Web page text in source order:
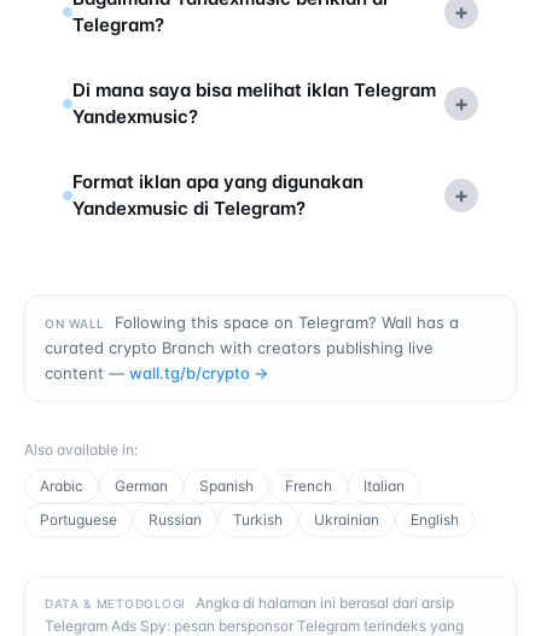
Telegram?
+
Di mana saya bisa melihat iklan Telegram
Yandexmusic?
+
Format iklan apa yang digunakan
Yandexmusic di Telegram?
+
ON WALL
Following this space on Telegram? Wall has a
curated crypto Branch with creators publishing live
content — wall.tg/b/crypto →
Also available in:
Arabic
German Spanish French
Italian
Portuguese
Russian Turkish Ukrainian English
DATA & METODOLOGI
Angka di halaman ini berasal dari arsip
Telegram Ads Spy: pesan bersponsor Telegram terindeks yang